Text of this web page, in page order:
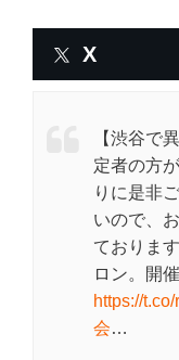
X
【渋谷で
定者の方
りに是非
いので、
ておりま
ロン。開
https://
会…